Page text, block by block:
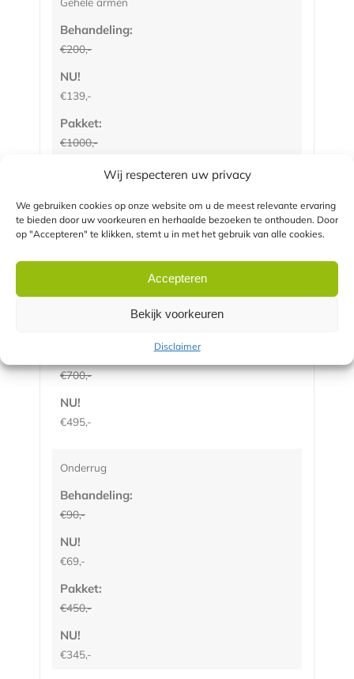
Wij respecteren uw privacy
We gebruiken cookies op onze website om u de meest relevante ervaring
te bieden door uw voorkeuren en herhaalde bezoeken te onthouden. Door
op "Accepteren" te klikken, stemt u in met het gebruik van alle cookies.
Accepteren
Bekijk voorkeuren
Disclaimer
Behandeling:
€200,-
NU!
€139,-
Pakket:
€1000,-
Onderarmen
Behandeling:
€700,-
NU!
€495,-
Onderrug
Behandeling:
€90,-
NU!
€69,-
Pakket:
€450,-
NU!
€345,-